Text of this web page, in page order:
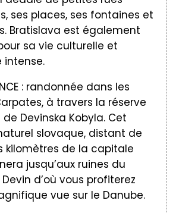
ses places, ses fontaines et
Bratislava est également
sa vie culturelle et
intense.
: randonnée dans les
à travers la réserve
Devinska Kobyla. Cet
slovaque, distant de
kilomètres de la capitale
jusqu’aux ruines du
d’où vous profiterez
vue sur le Danube.